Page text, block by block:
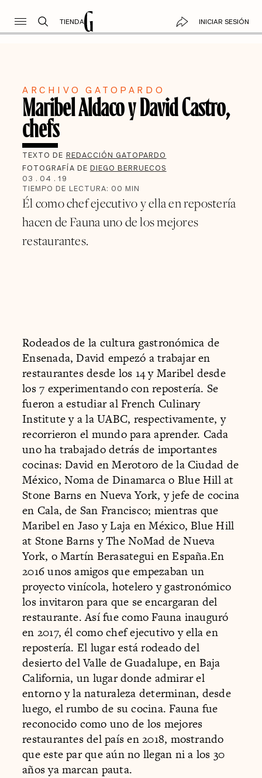
TIENDA INICIAR SESIÓN
ARCHIVO GATOPARDO
Maribel Aldaco y David Castro,
chefs
TEXTO DE REDACCIÓN GATOPARDO
FOTOGRAFÍA DE DIEGO BERRUECOS
03 . 04 . 19
TIEMPO DE LECTURA: 00 MIN
Él como chef ejecutivo y ella en repostería
hacen de Fauna uno de los mejores
restaurantes.
Rodeados de la cultura gastronómica de
Ensenada, David empezó a trabajar en
restaurantes desde los 14 y Maribel desde
los 7 experimentando con repostería. Se
fueron a estudiar al French Culinary
Institute y a la UABC, respectivamente, y
recorrieron el mundo para aprender. Cada
uno ha trabajado detrás de importantes
cocinas: David en Merotoro de la Ciudad de
México, Noma de Dinamarca o Blue Hill at
Stone Barns en Nueva York, y jefe de cocina
en Cala, de San Francisco; mientras que
Maribel en Jaso y Laja en México, Blue Hill
at Stone Barns y The NoMad de Nueva
York, o Martín Berasategui en España.En
2016 unos amigos que empezaban un
proyecto vinícola, hotelero y gastronómico
los invitaron para que se encargaran del
restaurante. Así fue como Fauna inauguró
en 2017, él como chef ejecutivo y ella en
repostería. El lugar está rodeado del
desierto del Valle de Guadalupe, en Baja
California, un lugar donde admirar el
entorno y la naturaleza determinan, desde
luego, el rumbo de su cocina. Fauna fue
reconocido como uno de los mejores
restaurantes del país en 2018, mostrando
que este par que aún no llegan ni a los 30
años ya marcan pauta.